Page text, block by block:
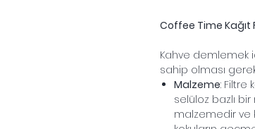
Coffee Time Kağıt
Kahve demlemek
sahip olması
Malzeme: Filtre
selüloz bazlı
malzemedir ve